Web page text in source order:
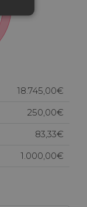
18.745,00€
250,00€
83,33€
1.000,00€